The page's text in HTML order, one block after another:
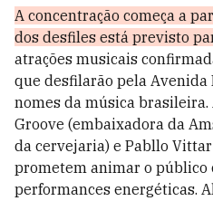
A concentração começa a
dos desfiles está previsto
atrações musicais
que desfilarão pela Avenida
nomes da música
Groove (embaixadora da
da cervejaria) e Pabllo
prometem animar o público
performances energéticas.